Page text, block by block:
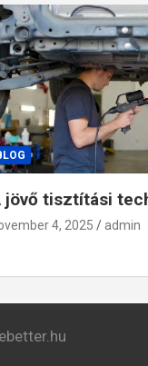
jövő tisztítási
4, 2025 admin